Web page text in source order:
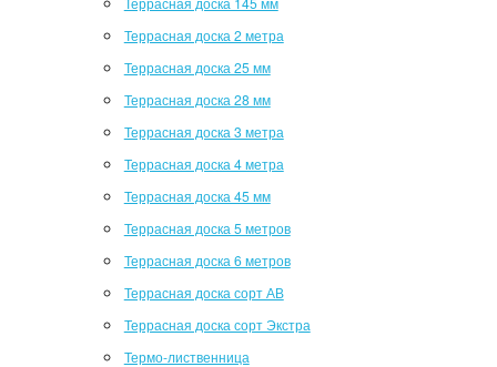
Террасная доска 2 метра
Террасная доска 25 мм
Террасная доска 28 мм
Террасная доска 3 метра
Террасная доска 4 метра
Террасная доска 45 мм
Террасная доска 5 метров
Террасная доска 6 метров
Террасная доска сорт АВ
Террасная доска сорт Экстра
Термо-лиственница